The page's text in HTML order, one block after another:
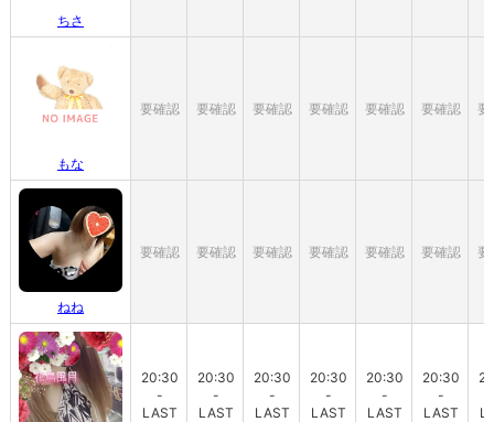
ちさ
もな
要確認 要確認 要確認 要確認 要確認 要確認 要
ねね
要確認 要確認 要確認 要確認 要確認 要確認 要
20:30
-
LAST
20:30
-
LAST
20:30
-
LAST
20:30
-
LAST
20:30
-
LAST
20:30
-
LAST